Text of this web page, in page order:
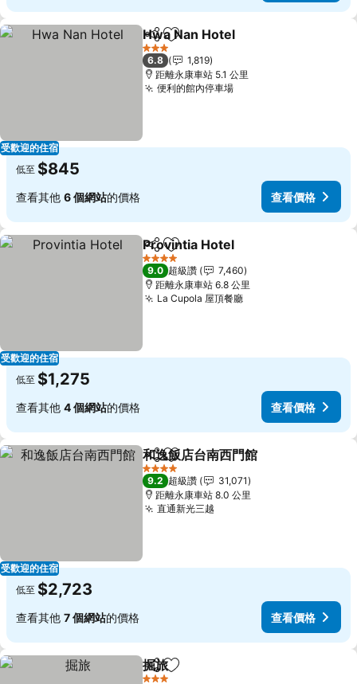
受歡迎的住宿
分享 加入我的最愛
Hwa Nan Hotel
3 星級
6.8
1,819
距離永康車站 5.1 公里
便利的館內停車場
低至 $845
查看其他 6 個網站的價格 查看價格
受歡迎的住宿
分享 加入我的最愛
Provintia Hotel
4 星級
9.0 超級讚
7,460
距離永康車站 6.8 公里
La Cupola 屋頂餐廳
低至 $1,275
查看其他 4 個網站的價格 查看價格
受歡迎的住宿
分享 加入我的最愛
和逸飯店台南西門館
4 星級
9.2 超級讚
31,071
距離永康車站 8.0 公里
直通新光三越
低至 $2,723
查看其他 7 個網站的價格 查看價格
分享 加入我的最愛
掘旅